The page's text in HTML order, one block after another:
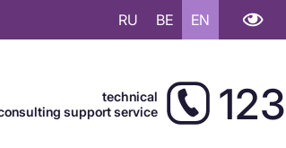
RU BE EN
technical
support service
123